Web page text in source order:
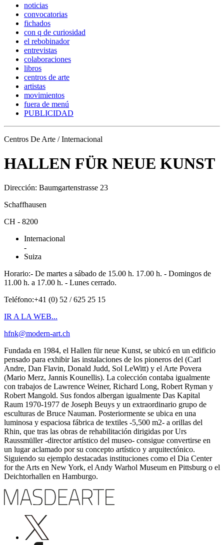
noticias
convocatorias
fichados
con q de curiosidad
el rebobinador
entrevistas
colaboraciones
libros
centros de arte
artistas
movimientos
fuera de menú
PUBLICIDAD
Centros De Arte / Internacional
HALLEN FÜR NEUE KUNST
Dirección: Baumgartenstrasse 23
Schaffhausen
CH - 8200
Internacional
-
Suiza
Horario:- De martes a sábado de 15.00 h. 17.00 h. - Domingos de
11.00 h. a 17.00 h. - Lunes cerrado.
Teléfono:+41 (0) 52 / 625 25 15
IR A LA WEB...
hfnk@modern-art.ch
Fundada en 1984, el Hallen für neue Kunst, se ubicó en un edificio
pensado para exhibir las instalaciones de los pioneros del (Carl
Andre, Dan Flavin, Donald Judd, Sol LeWitt) y el Arte Povera
(Mario Merz, Jannis Kounellis). La colección contaba igualmente
con trabajos de Lawrence Weiner, Richard Long, Robert Ryman y
Robert Mangold. Sus fondos albergan igualmente Das Kapital
Raum 1970-1977 de Joseph Beuys y un extraordinario grupo de
esculturas de Bruce Nauman. Posteriormente se ubica en una
luminosa y espaciosa fábrica de textiles -5,500 m2- a orillas del
Rhin, que tras las obras de rehabilitación dirigidas por Urs
Raussmüller -director artístico del museo- consigue convertirse en
un lugar aclamado por su concepto artístico y arquitectónico.
Siguiendo su ejemplo destacadas instituciones como el Dia Center
for the Arts en New York, el Andy Warhol Museum en Pittsburg o el
Deichtorhallen en Hamburgo.